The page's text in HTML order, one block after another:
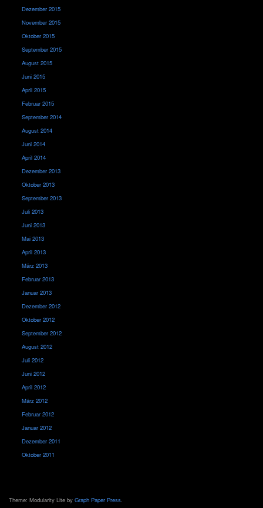
Dezember 2015
November 2015
Oktober 2015
September 2015
August 2015
Juni 2015
April 2015
Februar 2015
September 2014
August 2014
Juni 2014
April 2014
Dezember 2013
Oktober 2013
September 2013
Juli 2013
Juni 2013
Mai 2013
April 2013
März 2013
Februar 2013
Januar 2013
Dezember 2012
Oktober 2012
September 2012
August 2012
Juli 2012
Juni 2012
April 2012
März 2012
Februar 2012
Januar 2012
Dezember 2011
Oktober 2011
Theme: Modularity Lite by Graph Paper Press.